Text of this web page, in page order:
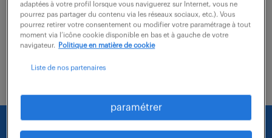
voir l'offre
adaptées à votre profil lorsque vous naviguerez sur Internet, vous ne
pourrez pas partager du contenu via les réseaux sociaux, etc.). Vous
pourrez retirer votre consentement ou modifier votre paramétrage à tout
moment via l’icône cookie disponible en bas et à gauche de votre
navigateur.
Politique en matière de cookie
Liste de nos partenaires
paramétrer